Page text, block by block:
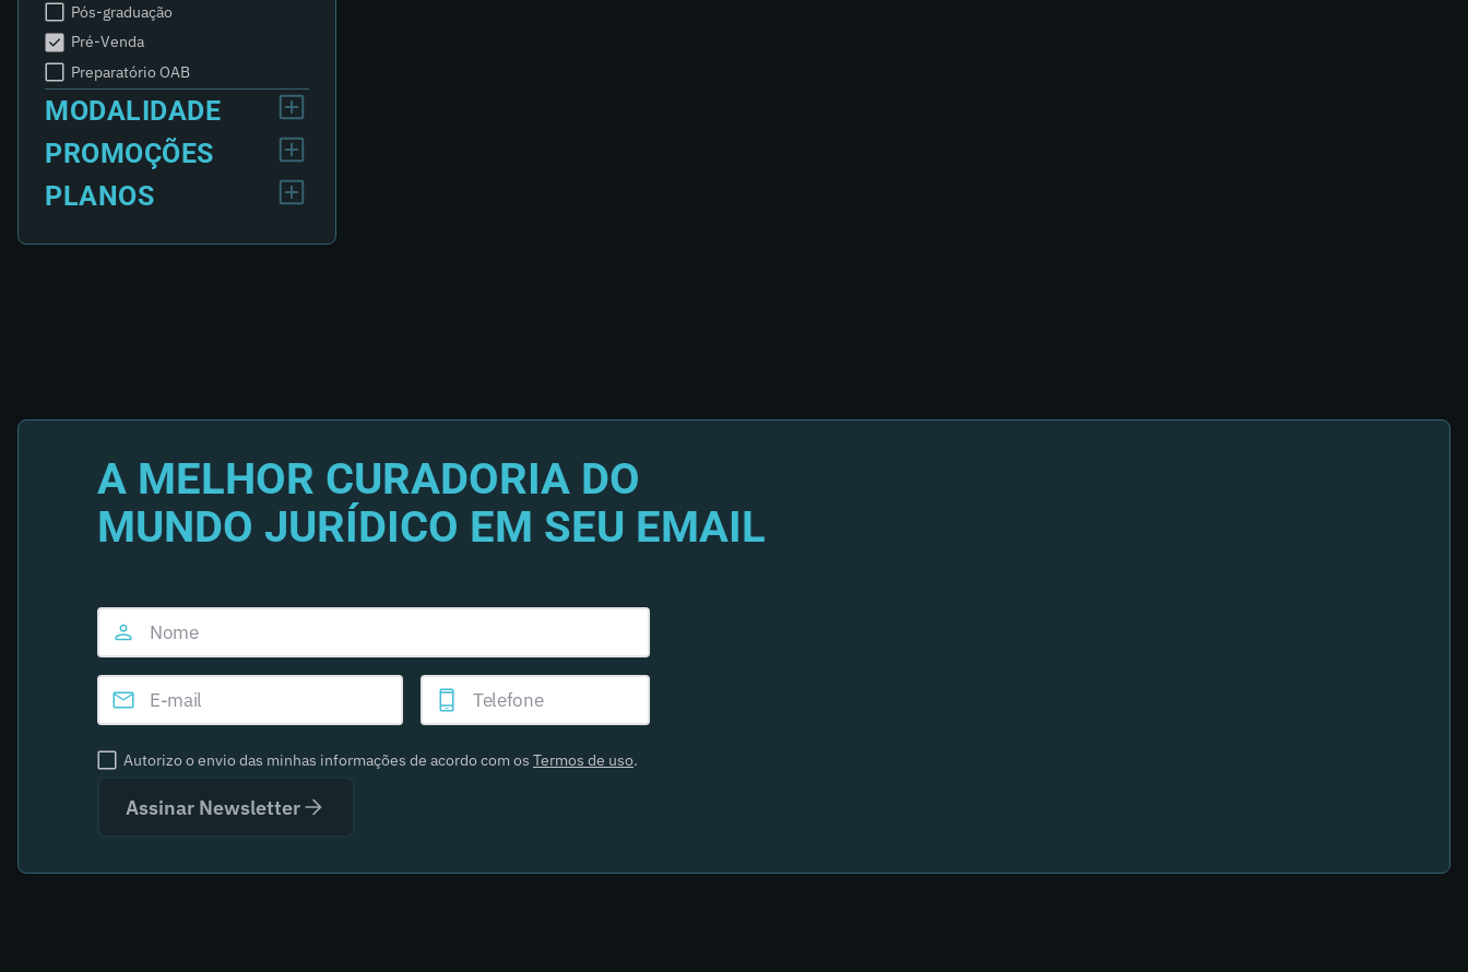
Pós-graduação
Pré-Venda
Preparatório OAB
MODALIDADE
PROMOÇÕES
PLANOS
A MELHOR CURADORIA DO
MUNDO JURÍDICO EM SEU EMAIL
Autorizo o envio das minhas informações de acordo com os Termos de uso.
Assinar Newsletter